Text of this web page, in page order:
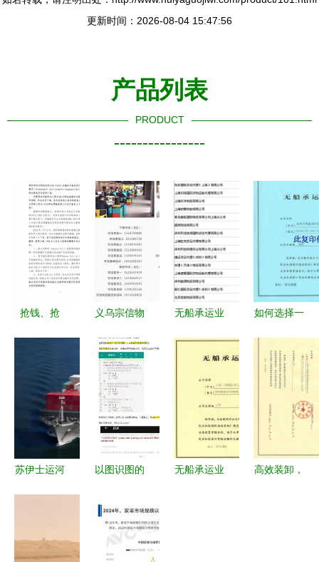
更新时间：2026-08-04 15:47:56
产品列表
PRODUCT
----------------
抢钱、抢
承运人备案
新政看装卸
服务的合规
义乌宗信物
便捷便宜的
港口进仓策
略——以义
乌到天津港
口为例解析
无船承运业
无船承运业
保公示清单
培训资料
（XLS版）
如何选择一
代 深圳市
坤鑫国际货
运代理详解
苏伊士运河
与无船承运
以图识图的
本 已无更
新，仅用于
学习与搬运
无船承运业
高效装卸，